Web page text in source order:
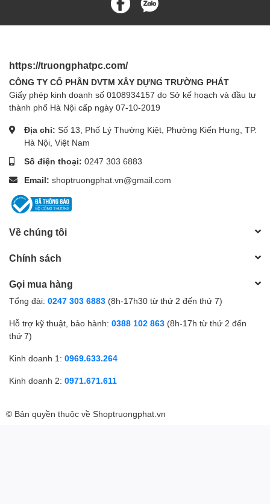
https://truongphatpc.com/
CÔNG TY CỔ PHẦN DVTM XÂY DỰNG TRƯỜNG PHÁT
Giấy phép kinh doanh số 0108934157 do Sở kế hoạch và đầu tư
thành phố Hà Nội cấp ngày 07-10-2019
Địa chỉ: Số 13, Phố Lý Thường Kiệt, Phường Kiến Hưng, TP.
Hà Nội, Việt Nam
Số điện thoại: 0247 303 6883
Email: shoptruongphat.vn@gmail.com
Về chúng tôi
Chính sách
Gọi mua hàng
Tổng đài: 0247 303 6883 (8h-17h30 từ thứ 2 đến thứ 7)
Hỗ trợ kỹ thuật, bảo hành: 0388 102 863 (8h-17h từ thứ 2 đến
thứ 7)
Kinh doanh 1: 0969.633.264
Kinh doanh 2: 0971.671.611
© Bản quyền thuộc về Shoptruongphat.vn